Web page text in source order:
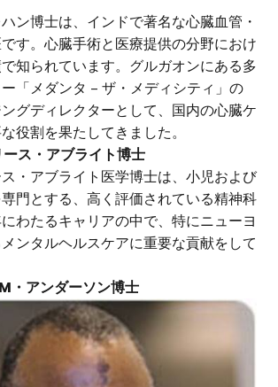
ン博士は、インドで著名な心臓血管・
す。心臓手術と医療提供の分野におけ
知られています。グルガオンにある多
「メダンタ – ザ・メディシティ」の
グディレクターとして、国内の心臓ケ
役割を果たしてきました。
ス・アブライト博士
・アブライト医学博士は、小児および
門とする、高く評価されている精神科
わたるキャリアの中で、特にニューヨ
ンタルヘルスケアに重要な貢献をして
・アンダーソン博士